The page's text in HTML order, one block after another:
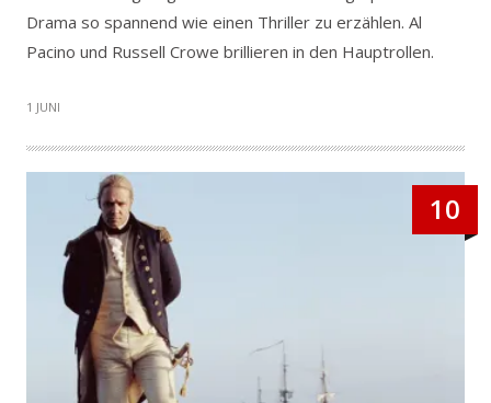
Drama so spannend wie einen Thriller zu erzählen. Al
Pacino und Russell Crowe brillieren in den Hauptrollen.
1 JUNI
10